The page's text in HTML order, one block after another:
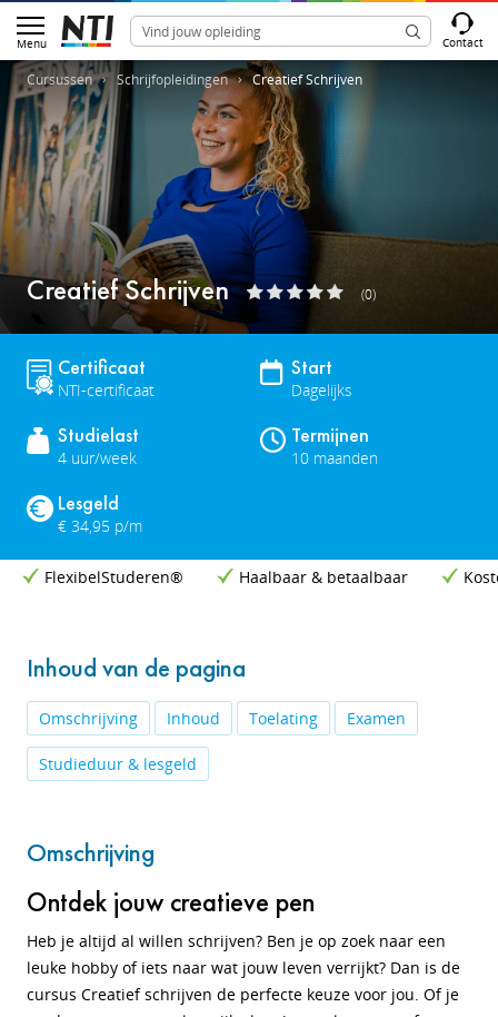
Menu Contact
Cursussen Schrijfopleidingen Creatief Schrijven
Creatief Schrijven (0)
Certificaat
NTI-certificaat
Start
Dagelijks
Studielast
4 uur/week
Termijnen
10 maanden
Lesgeld
€ 34,95 p/m
FlexibelStuderen® Haalbaar & betaalbaar
Inhoud van de pagina
Omschrijving Inhoud Toelating Examen
Studieduur & lesgeld
Omschrijving
Ontdek jouw creatieve pen
Heb je altijd al willen schrijven? Ben je op zoek naar een
leuke hobby of iets naar wat jouw leven verrijkt? Dan is de
cursus Creatief schrijven de perfecte keuze voor jou. Of je